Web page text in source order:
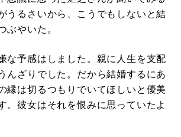
うるさいから、こうでもしないと結
ぶやいた。
な予感はしました。親に人生を支配
んざりでした。だから結婚するにあ
縁は切るつもりでいてほしいと優美
。彼女はそれを恨みに思っていたよ